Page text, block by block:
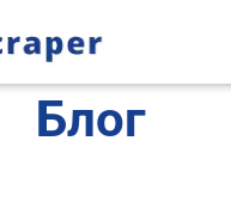
Блог